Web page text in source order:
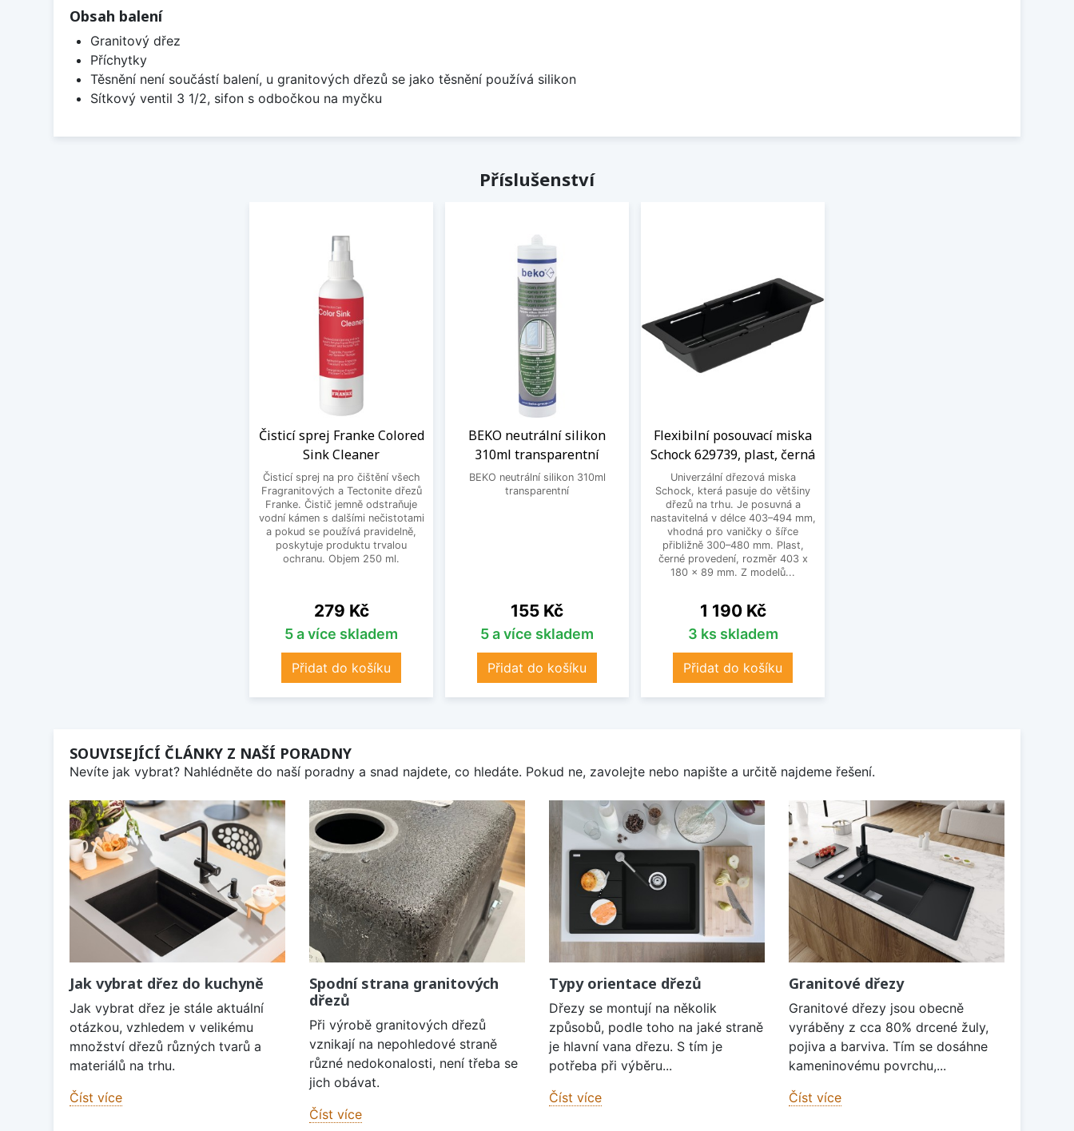
Obsah balení
Granitový dřez
Příchytky
Těsnění není součástí balení, u granitových dřezů se jako těsnění používá silikon
Sítkový ventil 3 1/2, sifon s odbočkou na myčku
Příslušenství
Čisticí sprej Franke Colored
Sink Cleaner
Čisticí sprej na pro čištění všech
Fragranitových a Tectonite dřezů
Franke. Čistič jemně odstraňuje
vodní kámen s dalšími nečistotami
a pokud se používá pravidelně,
poskytuje produktu trvalou
ochranu. Objem 250 ml.
Cena
279 Kč
5 a více skladem
Přidat do košíku
BEKO neutrální silikon
310ml transparentní
BEKO neutrální silikon 310ml
transparentní
Cena
155 Kč
5 a více skladem
Přidat do košíku
Flexibilní posouvací miska
Schock 629739, plast, černá
Univerzální dřezová miska
Schock, která pasuje do většiny
dřezů na trhu. Je posuvná a
nastavitelná v délce 403–494 mm,
vhodná pro vaničky o šířce
přibližně 300–480 mm. Plast,
černé provedení, rozměr 403 x
180 x 89 mm. Z modelů...
Cena
1 190 Kč
3 ks skladem
Přidat do košíku
SOUVISEJÍCÍ ČLÁNKY Z NAŠÍ PORADNY
Nevíte jak vybrat? Nahlédněte do naší poradny a snad najdete, co hledáte. Pokud ne, zavolejte nebo napište a určitě najdeme řešení.
Jak vybrat dřez do kuchyně
Jak vybrat dřez je stále aktuální
otázkou, vzhledem v velikému
množství dřezů různých tvarů a
materiálů na trhu.
Číst více
Spodní strana granitových
dřezů
Při výrobě granitových dřezů
vznikají na nepohledové straně
různé nedokonalosti, není třeba se
jich obávat.
Číst více
Typy orientace dřezů
Dřezy se montují na několik
způsobů, podle toho na jaké straně
je hlavní vana dřezu. S tím je
potřeba při výběru...
Číst více
Granitové dřezy
Granitové dřezy jsou obecně
vyráběny z cca 80% drcené žuly,
pojiva a barviva. Tím se dosáhne
kameninovému povrchu,...
Číst více